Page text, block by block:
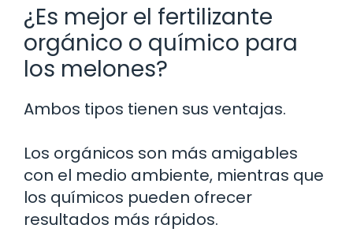
¿Es mejor el fertilizante
orgánico o químico para
los melones?
Ambos tipos tienen sus ventajas.
Los orgánicos son más amigables
con el medio ambiente, mientras que
los químicos pueden ofrecer
resultados más rápidos.